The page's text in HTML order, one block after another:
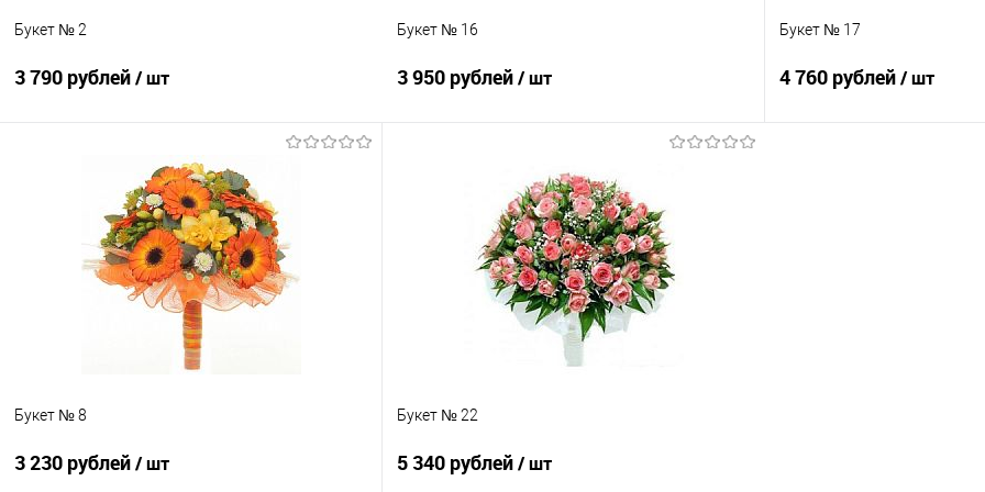
Букет № 2
3 790 рублей/ шт
В корзину
Купить в 1 клик
Сравнение
В избранное
Под заказ
Букет № 16
3 950 рублей/ шт
В корзину
Купить в 1 клик
Сравнение
В избранное
Под заказ
Букет № 17
4 760 рублей/ шт
Букет № 8
3 230 рублей/ шт
Букет № 22
5 340 рублей/ шт